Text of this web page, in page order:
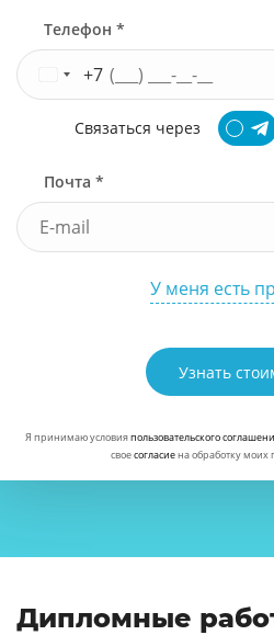
Телефон *
+7
Связаться через
Почта *
У меня есть
Узнать
Я принимаю условияпользовательского
своесогласиена обработку моих
Дипломные